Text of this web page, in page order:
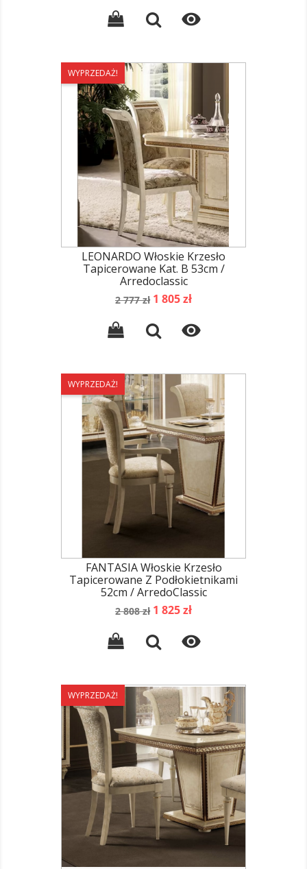

WYPRZEDAŻ!
LEONARDO Włoskie Krzesło
Tapicerowane Kat. B 53cm /
Arredoclassic
Cena
2 777 zł Cena
1 805 zł

WYPRZEDAŻ!
FANTASIA Włoskie Krzesło
Tapicerowane Z Podłokietnikami
52cm / ArredoClassic
Cena
2 808 zł Cena
1 825 zł

WYPRZEDAŻ!